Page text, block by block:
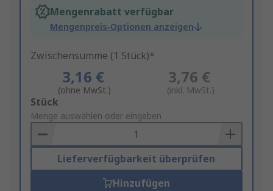
Mengenrabatt verfügbar
Mengenpreis-Optionen anzeigen
Zwischensumme (1 Stück)*
3,16 €
(ohne MwSt.)
3,76 €
(inkl. MwSt.)
Add
to
Basket
Stück
Menge auswählen oder eingeben
Lieferverfügbarkeit überprüfen
Hinzufügen